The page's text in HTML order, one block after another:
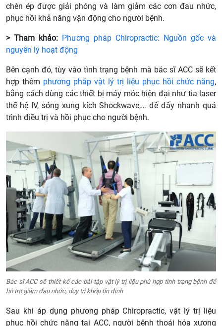
chèn ép được giải phóng và làm giảm các cơn đau nhức,
phục hồi khả năng vận động cho người bệnh.
> Tham khảo: Phương pháp Chiropractic: Nguồn gốc và
nguyên lý hoạt động
Bên cạnh đó, tùy vào tình trạng bệnh mà bác sĩ ACC sẽ kết
hợp thêm phương pháp vật lý trị liệu phục hồi chức năng,
bằng cách dùng các thiết bị máy móc hiện đại như tia laser
thế hệ IV, sóng xung kích Shockwave,… để đẩy nhanh quá
trình điều trị và hồi phục cho người bệnh.
Bác sĩ ACC sẽ thiết kế các bài tập vật lý trị liệu phù hợp tình trạng bệnh để
hỗ trợ giảm đau nhức, duy trì khớp ổn định
Sau khi áp dụng phương pháp Chiropractic, vật lý trị liệu
phục hồi chức năng tại ACC, người bệnh thoái hóa xương